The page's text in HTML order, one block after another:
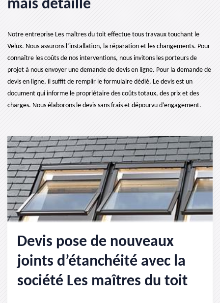
mais détaillé
Notre entreprise Les maîtres du toit effectue tous travaux touchant le
Velux. Nous assurons l’installation, la réparation et les changements. Pour
connaître les coûts de nos interventions, nous invitons les porteurs de
projet à nous envoyer une demande de devis en ligne. Pour la demande de
devis en ligne, il suffit de remplir le formulaire dédié. Le devis est un
document qui informe le propriétaire des coûts totaux, des prix et des
charges. Nous élaborons le devis sans frais et dépourvu d’engagement.
Devis pose de nouveaux
joints d’étanchéité avec la
société Les maîtres du toit